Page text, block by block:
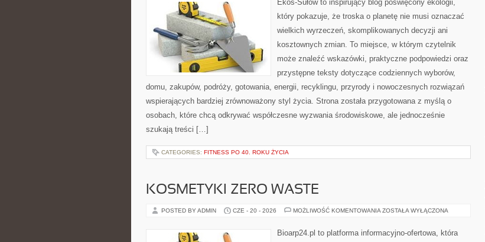
Ekos-Sułów to inspirujący blog poświęcony ekologii,
który pokazuje, że troska o planetę nie musi oznaczać
wielkich wyrzeczeń, skomplikowanych decyzji ani
kosztownych zmian. To miejsce, w którym czytelnik
może znaleźć wskazówki, praktyczne podpowiedzi oraz
przystępne teksty dotyczące codziennych wyborów,
domu, zakupów, podróży, gotowania, energii, recyklingu, przyrody i nowoczesnych rozwiązań
wspierających bardziej zrównoważony styl życia. Strona została przygotowana z myślą o
osobach, które chcą odkrywać współczesne wyzwania środowiskowe, ale jednocześnie
szukają treści […]
CATEGORIES: FITNESS PO 40. ROKU ŻYCIA
KOSMETYKI ZERO WASTE
POSTED BY ADMIN CZE - 20 - 2026 MOŻLIWOŚĆ KOMENTOWANIA KOSMETYKI
ZOSTAŁA WYŁĄCZONA
Bioarp24.pl to platforma informacyjno-ofertowa, która